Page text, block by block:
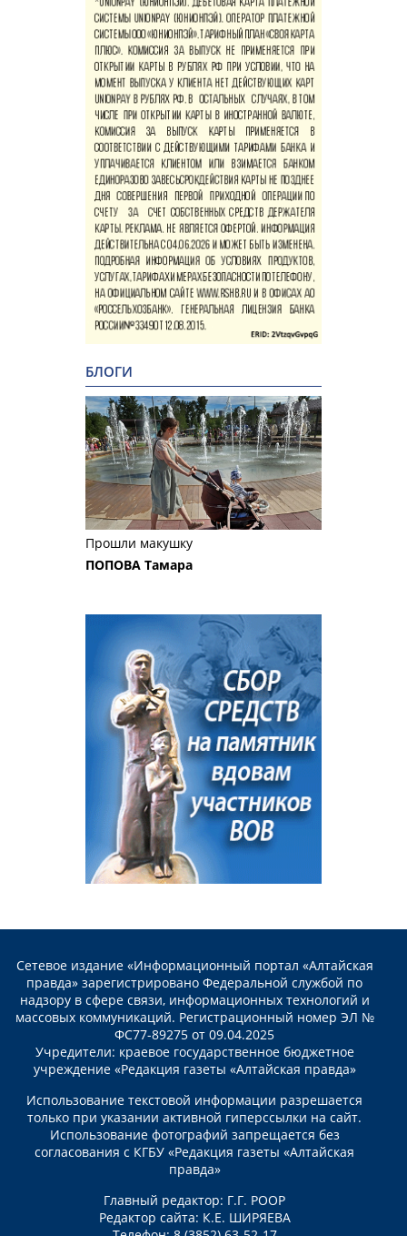
БЛОГИ
Прошли макушку
ПОПОВА Тамара
Сетевое издание «Информационный портал «Алтайская
правда» зарегистрировано Федеральной службой по
надзору в сфере связи, информационных технологий и
массовых коммуникаций. Регистрационный номер ЭЛ №
ФС77-89275 от 09.04.2025
Учредители: краевое государственное бюджетное
учреждение «Редакция газеты «Алтайская правда»
Использование текстовой информации разрешается
только при указании активной гиперссылки на сайт.
Использование фотографий запрещается без
согласования с КГБУ «Редакция газеты «Алтайская
правда»
Главный редактор: Г.Г. РООР
Редактор сайта: К.Е. ШИРЯЕВА